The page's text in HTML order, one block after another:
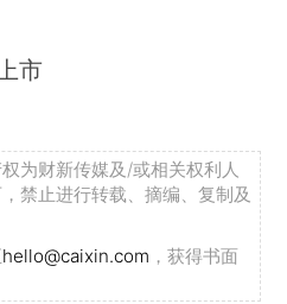
市
为财新传媒及/或相关权利人
禁止进行转载、摘编、复制及
hello@caixin.com ，获得书面